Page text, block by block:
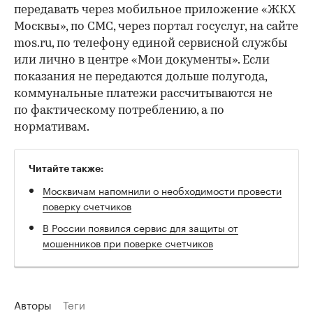
00:00
передавать через мобильное приложение «ЖКХ
Москвы», по СМС, через портал госуслуг, на сайте
mos.ru, по телефону единой сервисной службы
или лично в центре «Мои документы». Если
показания не передаются дольше полугода,
коммунальные платежи рассчитываются не
по фактическому потреблению, а по
нормативам.
Читайте также:
Москвичам напомнили о необходимости провести
поверку счетчиков
В России появился сервис для защиты от
мошенников при поверке счетчиков
Авторы Теги